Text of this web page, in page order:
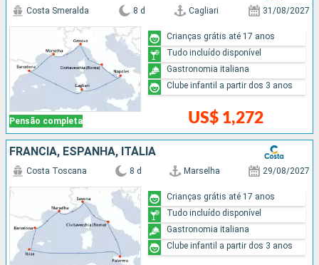
Pensão completa
Costa Smeralda 8 d Cagliari 31/08/2027
US$ 1,272
Crianças grátis até 17 anos
Tudo incluído disponível
Gastronomia italiana
Clube infantil a partir dos 3 anos
FRANCIA, ESPANHA, ITÁLIA
Costa Toscana 8 d Marselha 29/08/2027
Crianças grátis até 17 anos
Tudo incluído disponível
Gastronomia italiana
Clube infantil a partir dos 3 anos